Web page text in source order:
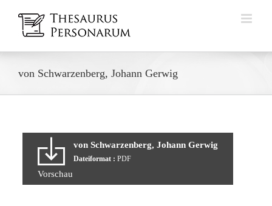
Inhalt
springen
von Schwarzenberg, Johann Gerwig
von Schwarzenberg, Johann Gerwig
Dateiformat : PDF
Vorschau